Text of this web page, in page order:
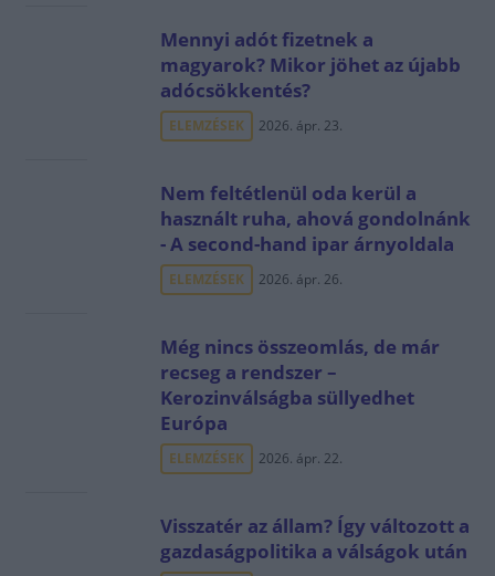
Mennyi adót fizetnek a
magyarok? Mikor jöhet az újabb
adócsökkentés?
ELEMZÉSEK 2026. ápr. 23.
Nem feltétlenül oda kerül a
használt ruha, ahová gondolnánk
- A second-hand ipar árnyoldala
ELEMZÉSEK 2026. ápr. 26.
Még nincs összeomlás, de már
recseg a rendszer –
Kerozinválságba süllyedhet
Európa
ELEMZÉSEK 2026. ápr. 22.
Visszatér az állam? Így változott a
gazdaságpolitika a válságok után